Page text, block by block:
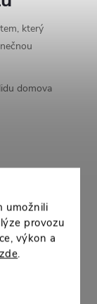
umožnili
provozu
výkon a
zde.
který
domova